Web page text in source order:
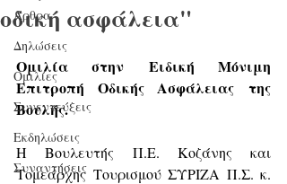
Άρθρα
Δηλώσεις
Ομιλίες
Συνεντεύξεις
Εκδηλώσεις
Συναντήσεις
οδική ασφάλεια"
Ομιλία στην Ειδική Μόνιμη
Επιτροπή Οδικής Ασφάλειας της
Βουλής.
Η Βουλευτής Π.Ε. Κοζάνης και
Τομεάρχης Τουρισμού ΣΥΡΙΖΑ Π.Σ. κ.